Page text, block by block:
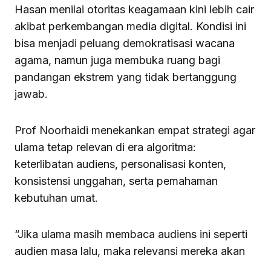
Hasan menilai otoritas keagamaan kini lebih cair
akibat perkembangan media digital. Kondisi ini
bisa menjadi peluang demokratisasi wacana
agama, namun juga membuka ruang bagi
pandangan ekstrem yang tidak bertanggung
jawab.
Prof Noorhaidi menekankan empat strategi agar
ulama tetap relevan di era algoritma:
keterlibatan audiens, personalisasi konten,
konsistensi unggahan, serta pemahaman
kebutuhan umat.
“Jika ulama masih membaca audiens ini seperti
audien masa lalu, maka relevansi mereka akan